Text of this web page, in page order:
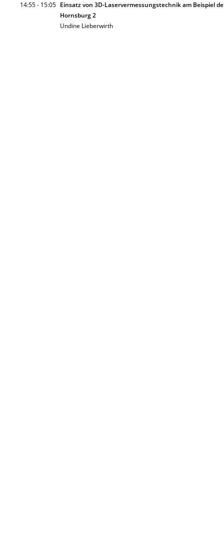
14:55 - 15:05 Einsatz von 3D-Laservermessungstechnik am Beispiel
Hornsburg 2
Undine Lieberwirth